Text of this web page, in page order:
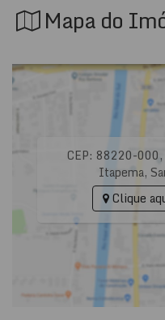
Mapa do
CEP: 88220-000,
Itapema,
Clique